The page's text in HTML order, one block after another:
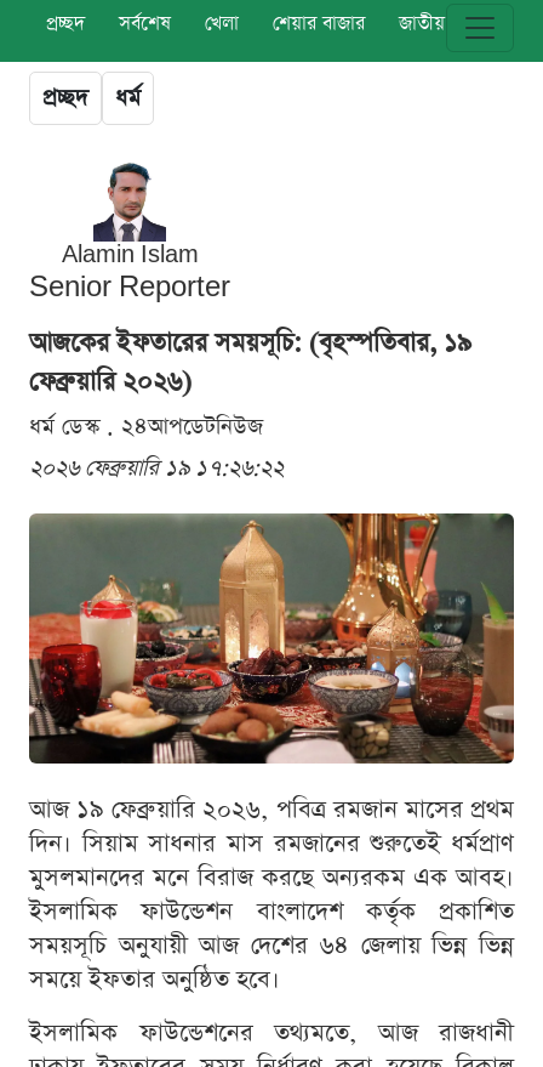
প্রচ্ছদ সর্বশেষ খেলা শেয়ার বাজার জাতীয় বিশ্ব
প্রচ্ছদ ধর্ম
Alamin Islam
Senior Reporter
আজকের ইফতারের সময়সূচি: (বৃহস্পতিবার, ১৯
ফেব্রুয়ারি ২০২৬)
ধর্ম ডেস্ক . ২৪আপডেটনিউজ
২০২৬ ফেব্রুয়ারি ১৯ ১৭:২৬:২২
আজ ১৯ ফেব্রুয়ারি ২০২৬, পবিত্র রমজান মাসের প্রথম
দিন। সিয়াম সাধনার মাস রমজানের শুরুতেই ধর্মপ্রাণ
মুসলমানদের মনে বিরাজ করছে অন্যরকম এক আবহ।
ইসলামিক ফাউন্ডেশন বাংলাদেশ কর্তৃক প্রকাশিত
সময়সূচি অনুযায়ী আজ দেশের ৬৪ জেলায় ভিন্ন ভিন্ন
সময়ে ইফতার অনুষ্ঠিত হবে।
ইসলামিক ফাউন্ডেশনের তথ্যমতে, আজ রাজধানী